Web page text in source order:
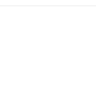
склад, термін